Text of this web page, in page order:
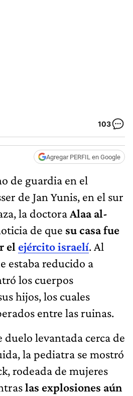
103
Agregar PERFIL en Google
de guardia en el
de Jan Yunis, en el sur
la doctoraAlaa al-
de que su casa fue
el ejército israelí. Al
estaba reducido a
los cuerpos
hijos, los cuales
entre las ruinas.
duelo levantada cerca de
la pediatra se mostró
rodeada de mujeres
las explosiones aún